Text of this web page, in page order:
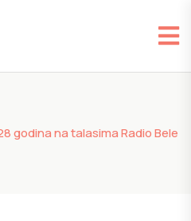
godina na talasima Radio Bele